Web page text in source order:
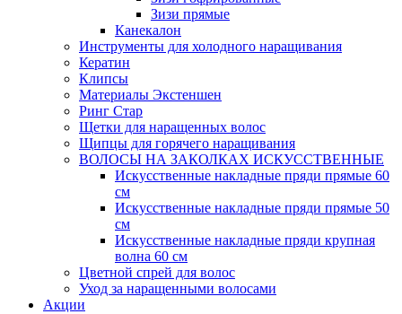
Зизи прямые
Канекалон
Инструменты для холодного наращивания
Кератин
Клипсы
Материалы Экстеншен
Ринг Стар
Щетки для наращенных волос
Щипцы для горячего наращивания
ВОЛОСЫ НА ЗАКОЛКАХ ИСКУССТВЕННЫЕ
Искусственные накладные пряди прямые 60
см
Искусственные накладные пряди прямые 50
см
Искусственные накладные пряди крупная
волна 60 см
Цветной спрей для волос
Уход за наращенными волосами
Акции